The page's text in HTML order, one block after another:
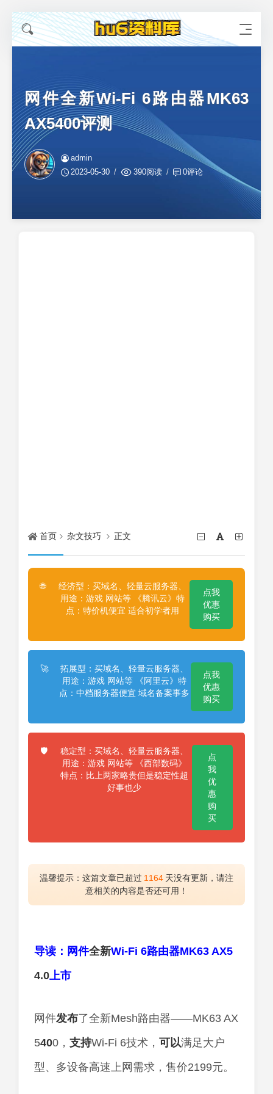
网件全新Wi-Fi 6路由器MK63
AX5400评测
admin
2023-05-30
390阅读 0评论
首页 杂文技巧 正文
🌐
经济型：买域名、轻量云服务器、
用途：游戏 网站等 《腾讯云》特
点：特价机便宜 适合初学者用
点我
优惠
购买
🚀
拓展型：买域名、轻量云服务器、
用途：游戏 网站等 《阿里云》特
点：中档服务器便宜 域名备案事多
点我
优惠
购买
🛡️
稳定型：买域名、轻量云服务器、
用途：游戏 网站等 《西部数码》
特点：比上两家略贵但是稳定性超
好事也少
点
我
优
惠
购
买
温馨提示：这篇文章已超过 1164 天没有更新，请注
意相关的内容是否还可用！
导读：网件全新Wi-Fi 6路由器MK63 AX5
4.0上市
网件发布了全新Mesh路由器——MK63 AX
5400， 支持Wi-Fi 6技术， 可以满足大户
型、多设备高速上网需求，售价2199元。